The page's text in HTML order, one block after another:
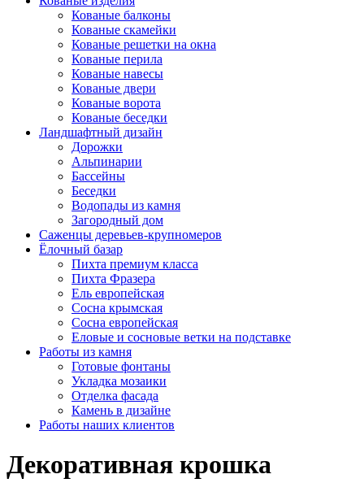
Кованые балконы
Кованые скамейки
Кованые решетки на окна
Кованые перила
Кованые навесы
Кованые двери
Кованые ворота
Кованые беседки
Ландшафтный дизайн
Дорожки
Альпинарии
Бассейны
Беседки
Водопады из камня
Загородный дом
Саженцы деревьев-крупномеров
Ёлочный базар
Пихта премиум класса
Пихта Фразера
Ель европейская
Сосна крымская
Сосна европейская
Еловые и сосновые ветки на подставке
Работы из камня
Готовые фонтаны
Укладка мозаики
Отделка фасада
Камень в дизайне
Работы наших клиентов
Декоративная крошка